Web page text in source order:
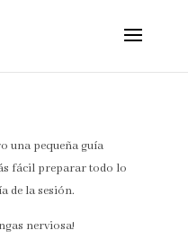
una pequeña guía
fácil preparar todo lo
de la sesión.
nerviosa!